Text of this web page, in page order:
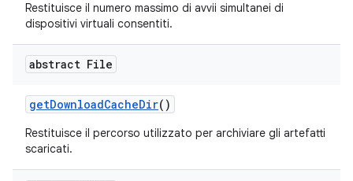
Restituisce il numero massimo di avvii simultanei di
dispositivi virtuali consentiti.
abstract File
getDownloadCacheDir()
Restituisce il percorso utilizzato per archiviare gli artefatti
scaricati.